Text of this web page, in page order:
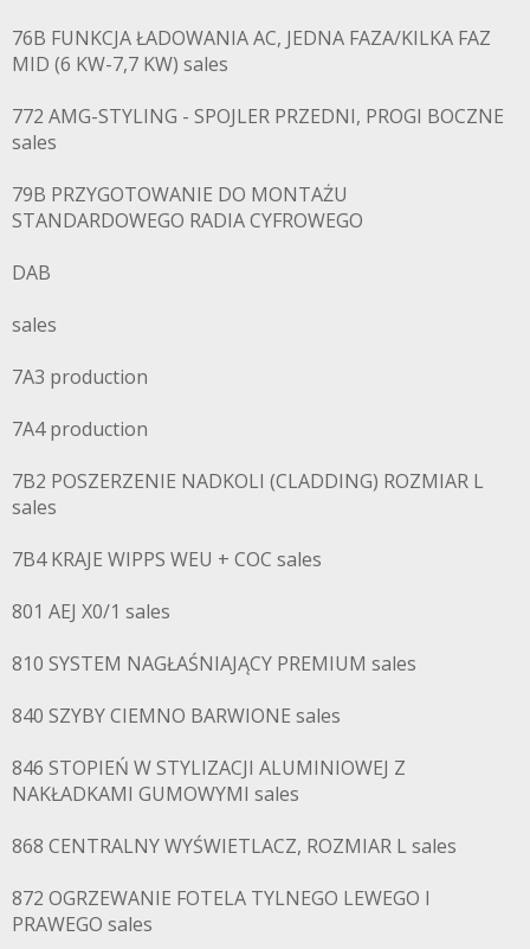
76B FUNKCJA ŁADOWANIA AC, JEDNA FAZA/KILKA FAZ
MID (6 KW-7,7 KW) sales
772 AMG-STYLING - SPOJLER PRZEDNI, PROGI BOCZNE
sales
79B PRZYGOTOWANIE DO MONTAŻU
STANDARDOWEGO RADIA CYFROWEGO
DAB
sales
7A3 production
7A4 production
7B2 POSZERZENIE NADKOLI (CLADDING) ROZMIAR L
sales
7B4 KRAJE WIPPS WEU + COC sales
801 AEJ X0/1 sales
810 SYSTEM NAGŁAŚNIAJĄCY PREMIUM sales
840 SZYBY CIEMNO BARWIONE sales
846 STOPIEŃ W STYLIZACJI ALUMINIOWEJ Z
NAKŁADKAMI GUMOWYMI sales
868 CENTRALNY WYŚWIETLACZ, ROZMIAR L sales
872 OGRZEWANIE FOTELA TYLNEGO LEWEGO I
PRAWEGO sales